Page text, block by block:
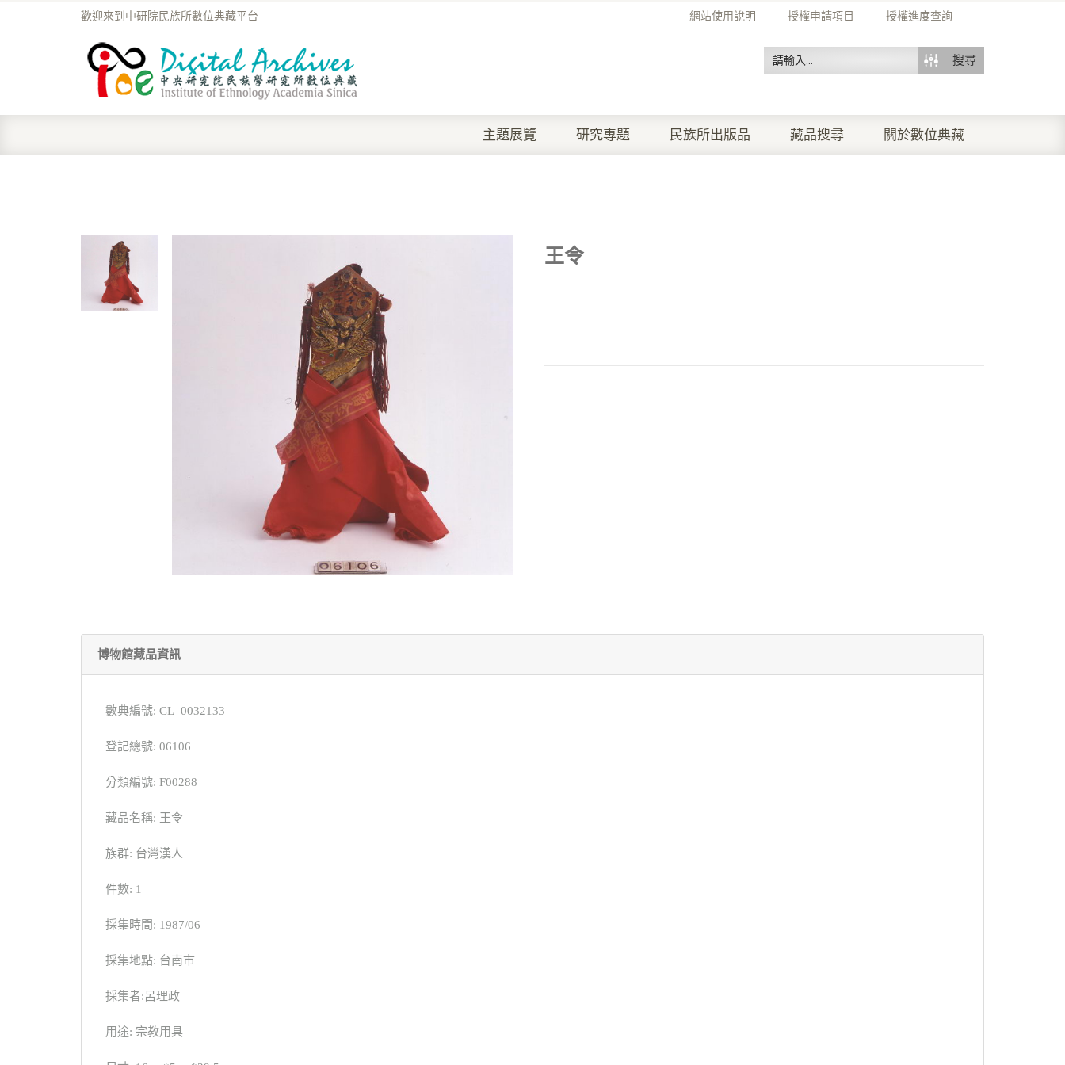
網站使用說明 授權申請項目 授權進度查詢
歡迎來到中研院民族所數位典藏平台
搜尋
主題展覽 研究專題 民族所出版品 藏品搜尋 關於數位典藏
王令
博物館藏品資訊
數典編號: CL_0032133
登記總號: 06106
分類編號: F00288
藏品名稱: 王令
族群: 台灣漢人
件數: 1
採集時間: 1987/06
採集地點: 台南市
採集者:呂理政
用途: 宗教用具